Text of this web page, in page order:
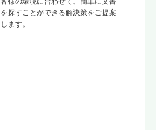
を探すことができる解決策をご提案
します。